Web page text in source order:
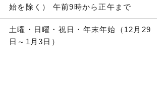
始を除く） 午前9時から正午まで
土曜・日曜・祝日・年末年始（12月29
日～1月3日）